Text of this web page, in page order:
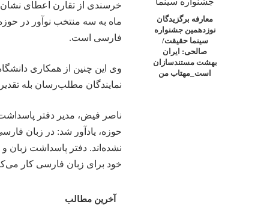
معارفه برگزیدگان
نوزدهمین جشنواره
سینما حقیقت/
صالحی: ایران
بهشت مستندسازان
است_مهتاب من
خرسندی از تقارن اعطای
ماه به سه منتخب نوآور در
فارسی است.
وی این چنین از همکاری
نمایندگان مطلب‌رسان بله
ناصر فیض، مدیر دفتر پاسداشت
حوزه، یادآور شد: در زبان
نشده‌اند. دفتر پاسداشت زبان
خود برای زبان فارسی کار
آخرین مطالب